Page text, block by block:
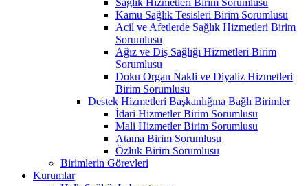
Kamu Sağlık Tesisleri Birim Sorumlusu
Acil ve Afetlerde Sağlık Hizmetleri Birim
Sorumlusu
Ağız ve Diş Sağlığı Hizmetleri Birim
Sorumlusu
Doku Organ Nakli ve Diyaliz Hizmetleri
Birim Sorumlusu
Destek Hizmetleri Başkanlığına Bağlı Birimler
İdari Hizmetler Birim Sorumlusu
Mali Hizmetler Birim Sorumlusu
Atama Birim Sorumlusu
Özlük Birim Sorumlusu
Birimlerin Görevleri
Kurumlar